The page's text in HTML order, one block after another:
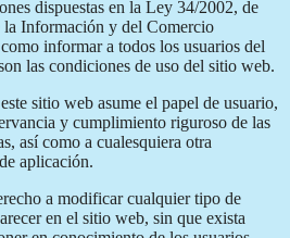
dispuestas en la Ley 34/2002, de
la Información y del Comercio
informar a todos los usuarios del
las condiciones de uso del sitio web.
sitio web asume el papel de usuario,
y cumplimiento riguroso de las
así como a cualesquiera otra
aplicación.
a modificar cualquier tipo de
en el sitio web, sin que exista